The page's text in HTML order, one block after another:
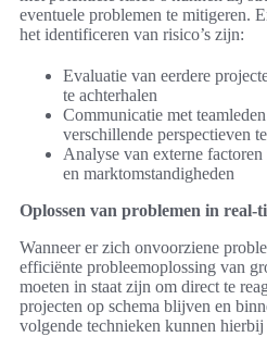
eventuele problemen te mitigeren.
het identificeren van risico’s zijn:
Evaluatie van eerdere
te achterhalen
Communicatie met
verschillende perspectieven
Analyse van externe
en marktomstandigheden
Oplossen van problemen in real-
Wanneer er zich onvoorziene
efficiënte probleemoplossing van
moeten in staat zijn om direct te
projecten op schema blijven en
volgende technieken kunnen hierbij